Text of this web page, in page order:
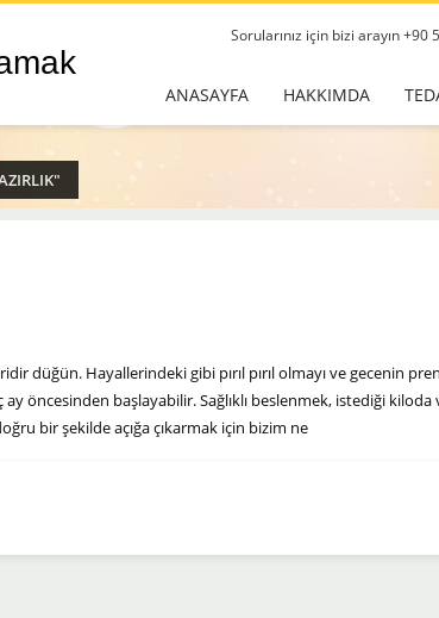
Sorularınız için bizi arayın +90
ANASAYFA HAKKIMDA
düğün. Hayallerindeki gibi pırıl pırıl olmayı ve gecenin
öncesinden başlayabilir. Sağlıklı beslenmek, istediği kiloda
bir şekilde açığa çıkarmak için bizim ne